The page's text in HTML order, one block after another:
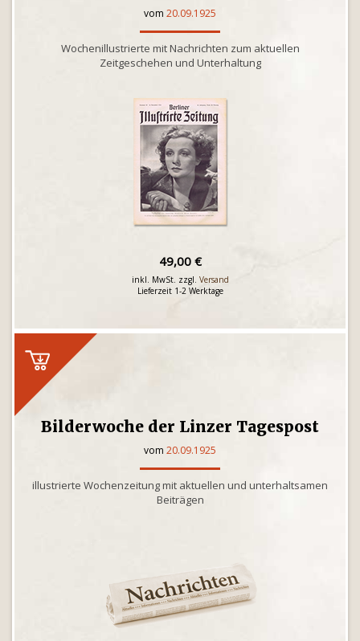
vom 20.09.1925
Wochenillustrierte mit Nachrichten zum aktuellen
Zeitgeschehen und Unterhaltung
49,00 €
inkl. MwSt. zzgl. Versand
Lieferzeit 1-2 Werktage
Bilderwoche der Linzer Tagespost
vom 20.09.1925
illustrierte Wochenzeitung mit aktuellen und unterhaltsamen
Beiträgen